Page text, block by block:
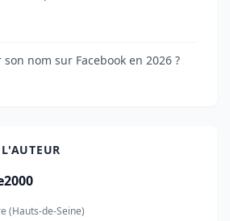
nom sur Facebook en 2026 ?
(Hauts-de-Seine)